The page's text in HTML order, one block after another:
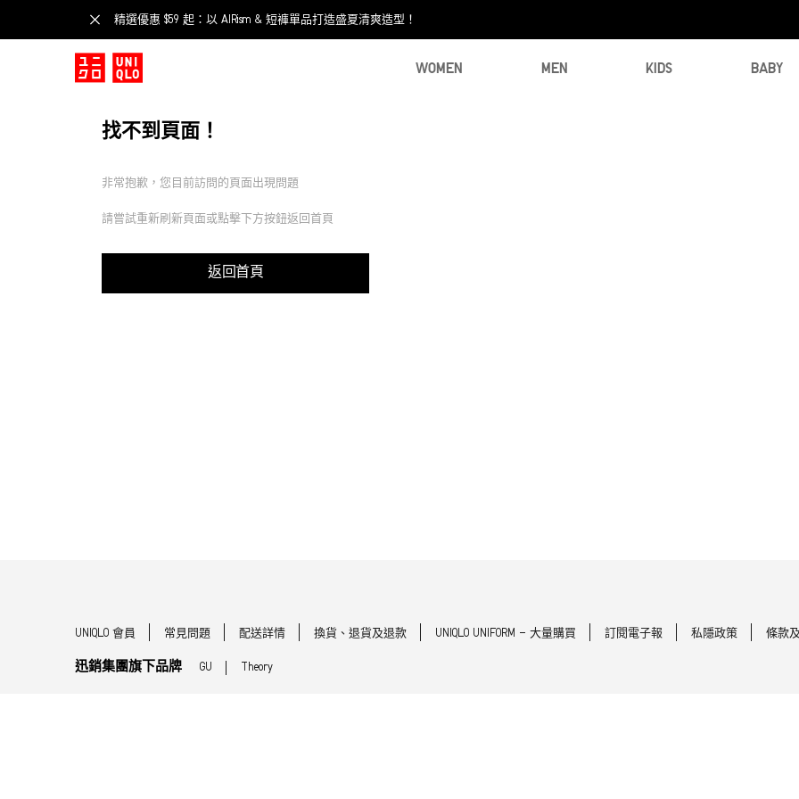
精選優惠 $59 起：以 AIRism & 短褲單品打造盛夏清爽造型！
WOMEN MEN KIDS BABY
找不到頁面！
非常抱歉，您目前訪問的頁面出現問題
請嘗試重新刷新頁面或點擊下方按鈕返回首頁
返回首頁
UNIQLO 會員 常見問題 配送詳情 換貨、退貨及退款 UNIQLO UNIFORM - 大量購買 訂閱電子報 私隱政策 條款
迅銷集團旗下品牌 GU Theory